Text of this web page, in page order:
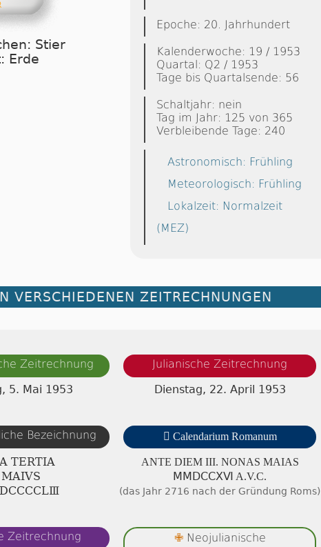
Stier
Erde
Epoche: 20. Jahrhundert
Kalenderwoche: 19 / 1953
Quartal: Q2 / 1953
Tage bis Quartalsende: 56
Schaltjahr: nein
Tag im Jahr: 125 von 365
Verbleibende Tage: 240
Astronomisch: Frühling
Meteorologisch: Frühling
Lokalzeit: Normalzeit
(MEZ)
VERSCHIEDENEN ZEITRECHNUNGEN
Zeitrechnung
5. Mai 1953
Julianische Zeitrechnung
Dienstag, 22. April 1953
Bezeichnung
TERTIA
 Calendarium Romanum
ANTE DIEM III. NONAS MAIAS
ⅯⅯⅮⅭⅭⅩⅥ A.V.C.
(das Jahr 2716 nach der Gründung Roms)
Zeitrechnung ✙Neojulianische